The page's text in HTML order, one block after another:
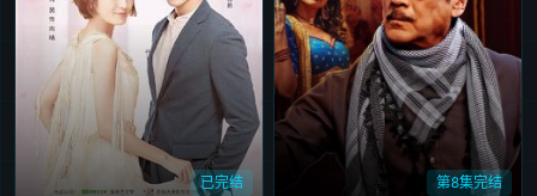
已完结 第8集完结